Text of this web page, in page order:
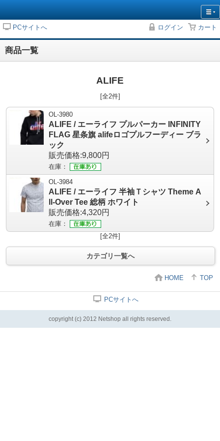
PCサイトへ ログイン カート
商品一覧
ALIFE
[全2件]
OL-3980
ALIFE / エーライフ プルパーカー INFINITY
FLAG 星条旗 alifeロゴプルフーディー ブラ
ック
販売価格:9,800円
在庫：
OL-3984
ALIFE / エーライフ 半袖Ｔシャツ Theme A
ll-Over Tee 総柄 ホワイト
販売価格:4,320円
在庫：
[全2件]
カテゴリ一覧へ
HOME TOP
PCサイトへ
copyright (c) 2012 Netshop all rights reserved.